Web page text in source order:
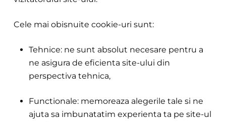
Cele mai obisnuite cookie-uri sunt:
Tehnice: ne sunt absolut necesare pentru a
ne asigura de eficienta site-ului din
perspectiva tehnica,
Functionale: memoreaza alegerile tale si ne
ajuta sa imbunatatim experienta ta pe site-ul